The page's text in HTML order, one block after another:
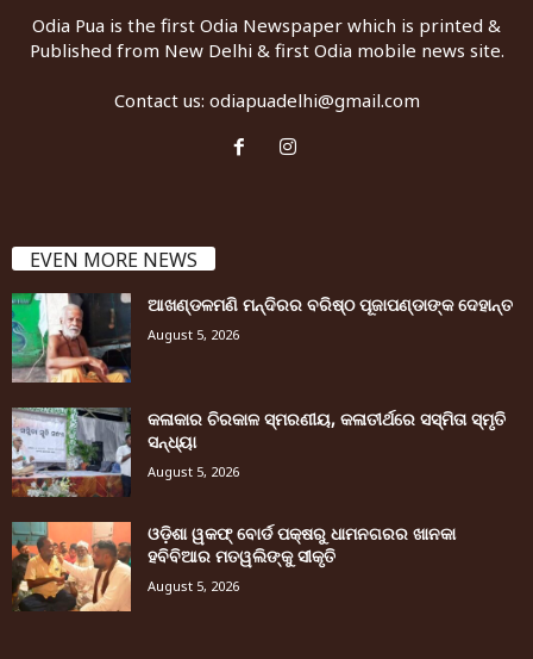
Odia Pua is the first Odia Newspaper which is printed &
Published from New Delhi & first Odia mobile news site.
Contact us: odiapuadelhi@gmail.com
EVEN MORE NEWS
ଆଖଣ୍ଡଳମଣି ମନ୍ଦିରର ବରିଷ୍ଠ ପୂଜାପଣ୍ଡାଙ୍କ ଦେହାନ୍ତ
August 5, 2026
କଳାକାର ଚିରକାଳ ସ୍ମରଣୀୟ, କଳାତୀର୍ଥରେ ସସ୍ମିତା ସ୍ମୃତି
ସନ୍ଧ୍ୟା
August 5, 2026
ଓଡ଼ିଶା ୱକଫ୍ ବୋର୍ଡ ପକ୍ଷରୁ ଧାମନଗରର ଖାନକା
ହବିବିଆର ମତୱଲିଙ୍କୁ ସୀକୃତି
August 5, 2026